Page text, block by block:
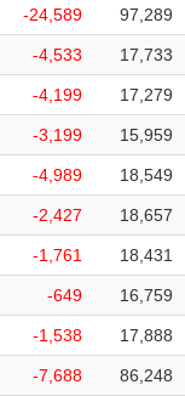
-24,589 97,289
-4,533 17,733
-4,199 17,279
-3,199 15,959
-4,989 18,549
-2,427 18,657
-1,761 18,431
-649 16,759
-1,538 17,888
-7,688 86,248